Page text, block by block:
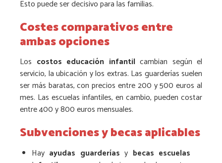
Esto puede ser decisivo para las familias.
Costes comparativos entre
ambas opciones
Los costos educación infantilcambian según el
servicio, la ubicación y los extras. Las guarderías suelen
ser más baratas, con precios entre 200 y 500 euros al
mes. Las escuelas infantiles, en cambio, pueden costar
entre 400 y 800 euros mensuales.
Subvenciones y becas aplicables
Hay ayudas guarderías y becas escuelas